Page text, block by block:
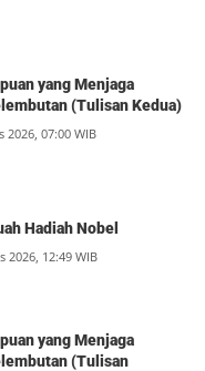
yang Menjaga
(Tulisan Kedua)
2026, 07:00 WIB
Hadiah Nobel
2026, 12:49 WIB
yang Menjaga
(Tulisan